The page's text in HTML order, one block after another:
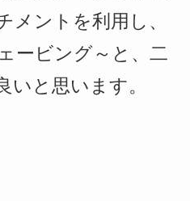
メントを利用し、
ービング～と、二
いと思います。